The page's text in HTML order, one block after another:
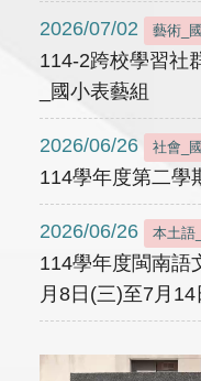
2026/07/02 藝術_
114-2跨校學習社
_國小表藝組
2026/06/26 社會_
114學年度第二學
2026/06/26 本土語
114學年度閩南語
月8日(三)至7月